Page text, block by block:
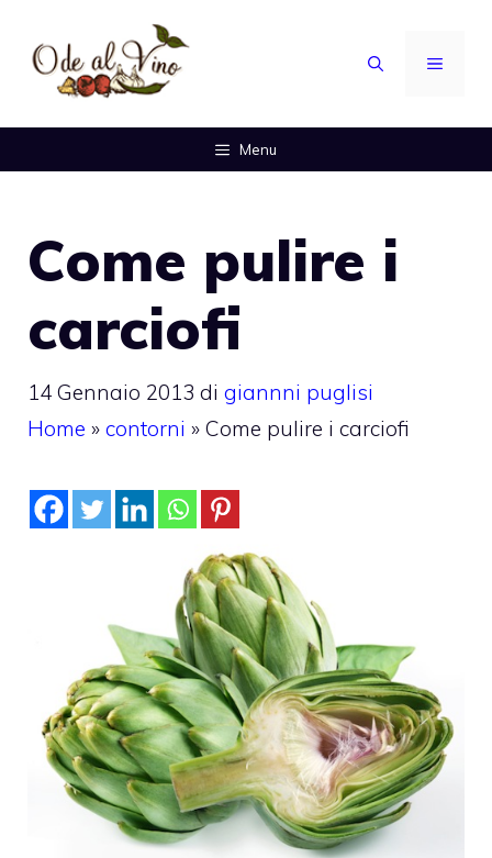
contenuto
MENU
Menu
Come pulire i
carciofi
14 Gennaio 2013 di giannni puglisi
Home » contorni » Come pulire i carciofi